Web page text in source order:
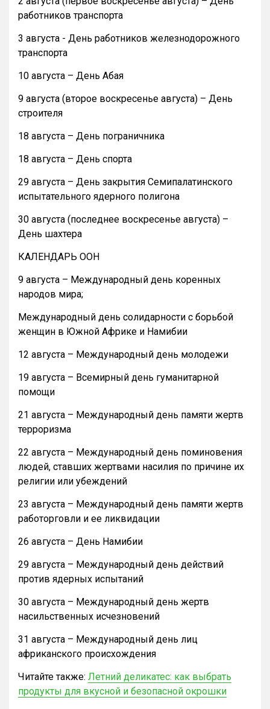
работников транспорта
3 августа - День работников железнодорожного
транспорта
10 августа – День Абая
9 августа (второе воскресенье августа) – День
строителя
18 августа – День пограничника
18 августа – День спорта
29 августа – День закрытия Семипалатинского
испытательного ядерного полигона
30 августа (последнее воскресенье августа) –
День шахтера
КАЛЕНДАРЬ ООН
9 августа – Международный день коренных
народов мира;
Международный день солидарности с борьбой
женщин в Южной Африке и Намибии
12 августа – Международный день молодежи
19 августа – Всемирный день гуманитарной
помощи
21 августа – Международный день памяти жертв
терроризма
22 августа – Международный день поминовения
людей, ставших жертвами насилия по причине их
религии или убеждений
23 августа – Международный день памяти жертв
работорговли и ее ликвидации
26 августа – День Намибии
29 августа – Международный день действий
против ядерных испытаний
30 августа – Международный день жертв
насильственных исчезновений
31 августа – Международный день лиц
африканского происхождения
Читайте также: Летний деликатес: как выбрать
продукты для вкусной и безопасной окрошки